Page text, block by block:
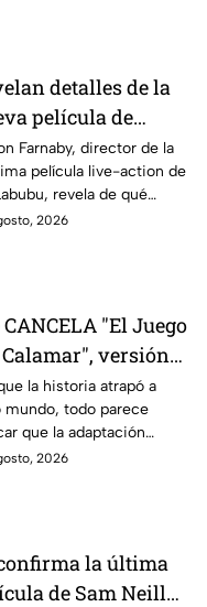
detalles de la
película de
de qué tratará
se estrena
Farnaby, director de la
película live-action de
revela de qué
la cinta. Aquí te
2026
CANCELA "El Juego
versión
Unidos? Esto
que se sabe al
la historia atrapó a
mundo, todo parece
que la adaptación
ser cancelada:
2026
la última
de Sam Neill